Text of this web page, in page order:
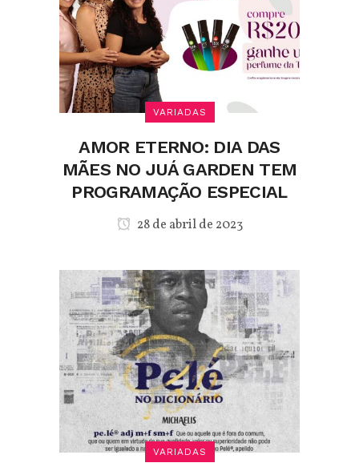
VARIADAS
AMOR ETERNO: DIA DAS
MÃES NO JUÁ GARDEN TEM
PROGRAMAÇÃO ESPECIAL
28 de abril de 2023
VARIADAS